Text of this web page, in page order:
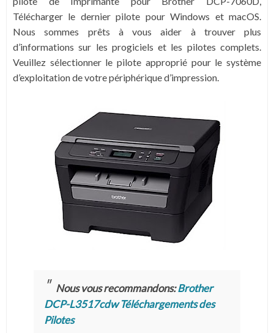
Télécharger le dernier pilote pour Windows et macOS.
Nous sommes prêts à vous aider à trouver plus
d’informations sur les progiciels et les pilotes complets.
Veuillez sélectionner le pilote approprié pour le système
d’exploitation de votre périphérique d’impression.
Nous vous recommandons:Brother
DCP-L3517cdw Téléchargements des
Pilotes